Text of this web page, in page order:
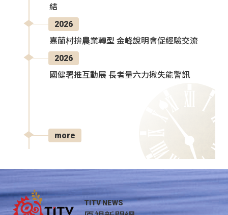
結
2026
嘉蘭村拚農業轉型 金峰說明會促經驗交流
2026
國健署推互動展 長者量六力揪失能警訊
more
TITV NEWS